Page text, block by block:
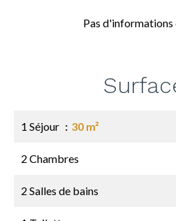
Pas d'informations
1 Séjour 30 m²
2 Chambres
2 Salles de bains